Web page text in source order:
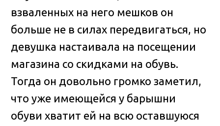
взваленных на него мешков он
больше не в силах передвигаться, но
девушка настаивала на посещении
магазина со скидками на обувь.
Тогда он довольно громко заметил,
что уже имеющейся у барышни
обуви хватит ей на всю оставшуюся